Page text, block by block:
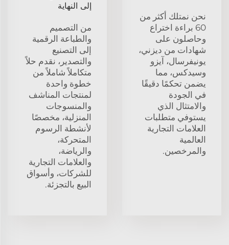
نحن نمتلك أكثر من
60 براءة اختراع
وحاصلون على
شهادات من ديزني،
يونيفرسال، آيزو
وسيدكس، مما
يضمن تحكمًا دقيقًا
في الجودة
والامتثال الذي
يستوفي متطلبات
العلامات التجارية
العالمية
والمرخصين.
إلى النهاية
من التصميم
والطباعة الرقمية
إلى التصنيع
والتصدير، نقدم حلاً
متكاملاً شاملاً من
خطوة واحدة
لمنتجات المناشف
والمنسوجات
المنزلية، مخصصًا
لأنشطة الرسوم
المتحركة،
والرياضة،
والعلامات التجارية
للشركات، وأسواق
البيع بالتجزئة.